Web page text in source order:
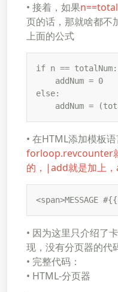
• 接着，如果
页的话，那就啥都不
上面的公式
if n == totalNum:
    addNum = 0
else:
addNum =
• 在HTML添加模板语
forloop.revcounter
的，|add就是加上，
• 因为这里只介绍了
现，没有分页器的代
• 完整代码：
• HTML-分页器